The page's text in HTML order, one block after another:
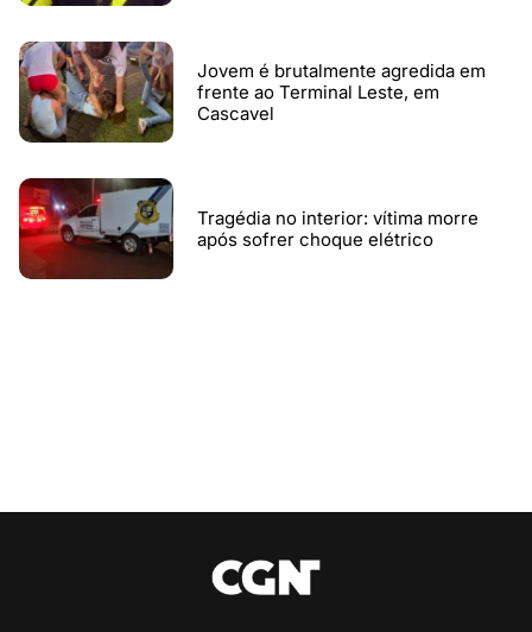
Jovem é brutalmente agredida em
frente ao Terminal Leste, em
Cascavel
Tragédia no interior: vítima morre
após sofrer choque elétrico